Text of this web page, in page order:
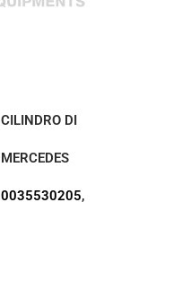
CILINDRO DI
CABINA
MERCEDES
0035530205,